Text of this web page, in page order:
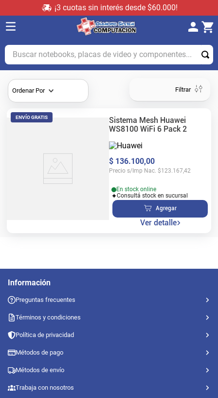
¡3 cuotas sin interés desde $60.000!
Buscar notebooks, placas de video y componentes...
Ordenar Por Filtrar
ENVÍO GRATIS
Sistema Mesh Huawei
WS8100 WiFi 6 Pack 2
$ 136.100,00
Precio s/Imp Nac. $123.167,42
En stock online
Consultá stock en sucursal
Agregar
Ver detalle
Información
Preguntas frecuentes
Términos y condiciones
Política de privacidad
Métodos de pago
Métodos de envío
Trabaja con nosotros